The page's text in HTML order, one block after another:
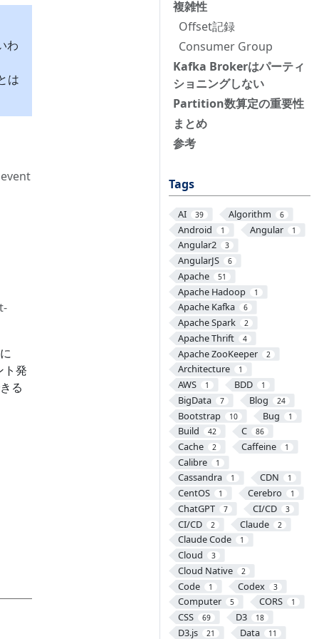
複雑性
Offset記録
Consumer Group
Kafka Brokerはパーティ
ショニングしない
Partition数算定の重要性
まとめ
参考
Tags
AI 39 Algorithm 6
Android 1 Angular 1
Angular2 3
AngularJS 6
Apache 51
Apache Hadoop 1
Apache Kafka 6
Apache Spark 2
Apache Thrift 4
Apache ZooKeeper 2
Architecture 1
AWS 1 BDD 1
BigData 7 Blog 24
Bootstrap 10 Bug 1
Build 42 C 86
Cache 2 Caffeine 1
Calibre 1
Cassandra 1 CDN 1
CentOS 1 Cerebro 1
ChatGPT 7 CI/CD 3
CI/CD 2 Claude 2
Claude Code 1
Cloud 3
Cloud Native 2
Code 1 Codex 3
Computer 5 CORS 1
CSS 69 D3 18
D3.js 21 Data 11
わ
は
ト発
る